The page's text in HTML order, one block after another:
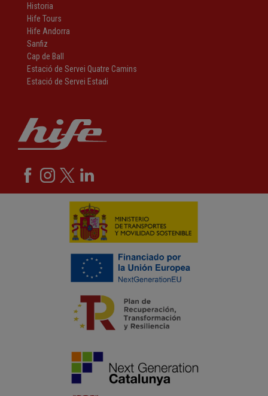
Historia
Hife Tours
Hife Andorra
Sanfiz
Cap de Ball
Estació de Servei Quatre Camins
Estació de Servei Estadi